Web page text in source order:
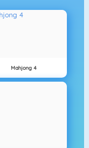
Mahjong 4